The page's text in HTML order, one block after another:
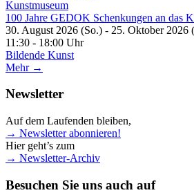
100 Jahre GEDOK Schenkungen an das
30. August 2026 (So.) - 25. Oktober 2026
11:30 - 18:00 Uhr
Bildende Kunst
Mehr →
Newsletter
Auf dem Laufenden bleiben,
→ Newsletter abonnieren!
Hier geht’s zum
→ Newsletter-Archiv
Besuchen Sie uns auch auf